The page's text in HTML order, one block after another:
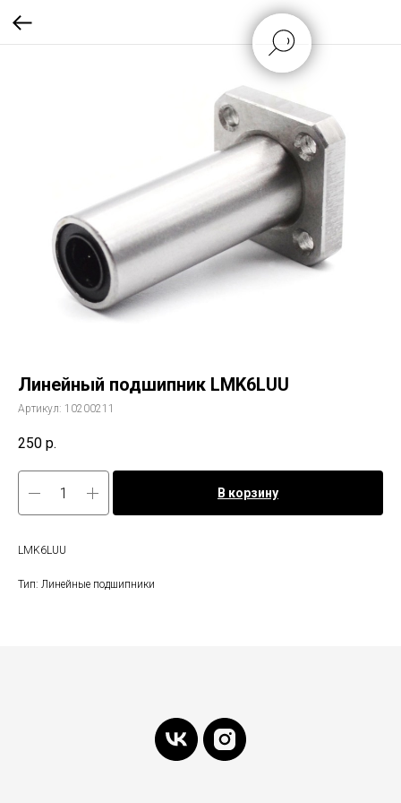
Линейный подшипник LMK6LUU
Артикул: 10200211
250 р.
В корзину
LMK6LUU
Тип: Линейные подшипники